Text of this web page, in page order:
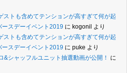
ストも含めてテンションが高すぎて何が起
スデーイベント2019 に kogonil より
ストも含めてテンションが高すぎて何が起
スデーイベント2019 に puke より
シャッフルユニット抽選動画が公開！
に